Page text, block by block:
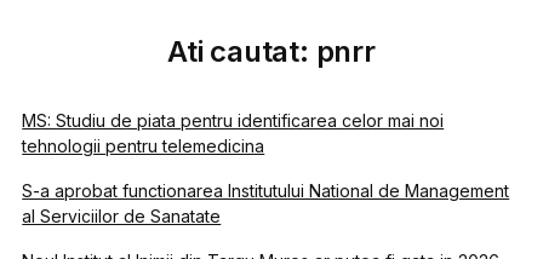
Ati cautat: pnrr
MS: Studiu de piata pentru identificarea celor mai noi
tehnologii pentru telemedicina
S-a aprobat functionarea Institutului National de Management
al Serviciilor de Sanatate